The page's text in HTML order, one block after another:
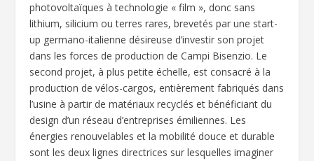
photovoltaïques à technologie « film », donc sans
lithium, silicium ou terres rares, brevetés par une start-
up germano-italienne désireuse d’investir son projet
dans les forces de production de Campi Bisenzio. Le
second projet, à plus petite échelle, est consacré à la
production de vélos-cargos, entièrement fabriqués dans
l’usine à partir de matériaux recyclés et bénéficiant du
design d’un réseau d’entreprises émiliennes. Les
énergies renouvelables et la mobilité douce et durable
sont les deux lignes directrices sur lesquelles imaginer